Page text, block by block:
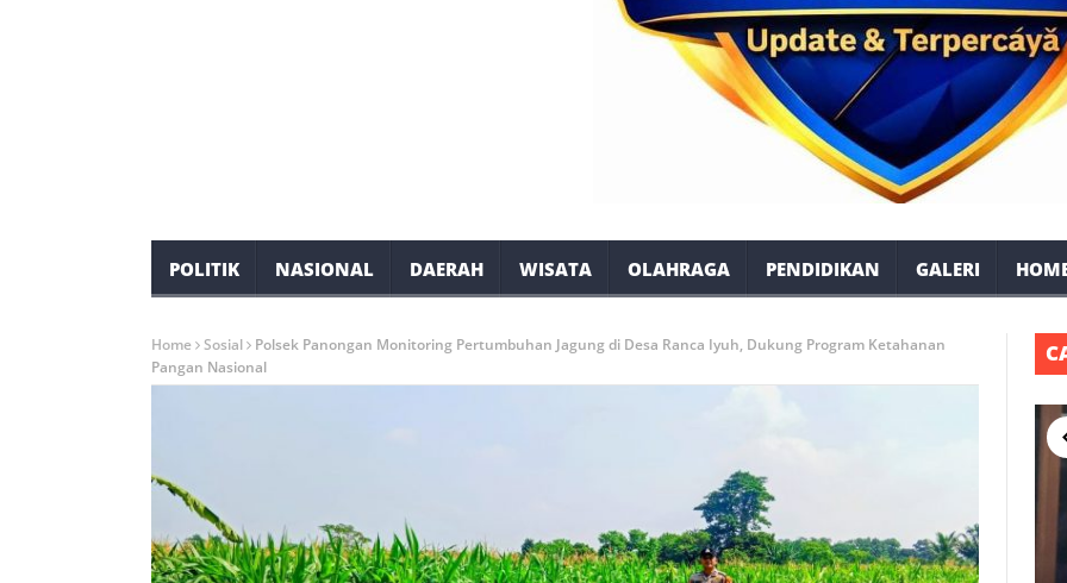
POLITIK NASIONAL DAERAH WISATA OLAHRAGA PENDIDIKAN GALERI
Home Sosial
Polsek Panongan Monitoring Pertumbuhan Jagung di Desa Ranca Iyuh, Dukung Program Ketahanan
Pangan Nasional